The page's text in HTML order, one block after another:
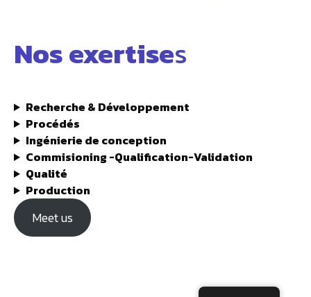
Nos exertises
Recherche & Développement
Procédés
Ingénierie de conception
Commisioning -Qualification-Validation
Qualité
Production
Meet us